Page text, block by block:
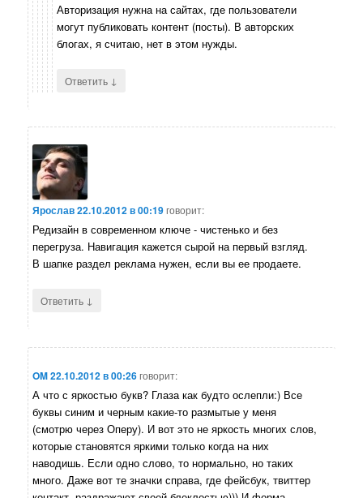
Авторизация нужна на сайтах, где пользователи
могут публиковать контент (посты). В авторских
блогах, я считаю, нет в этом нужды.
Ответить ↓
Ярослав22.10.2012 в 00:19говорит:
Редизайн в современном ключе - чистенько и без
перегруза. Навигация кажется сырой на первый взгляд.
В шапке раздел реклама нужен, если вы ее продаете.
Ответить ↓
OM22.10.2012 в 00:26говорит:
А что с яркостью букв? Глаза как будто ослепли:) Все
буквы синим и черным какие-то размытые у меня
(смотрю через Оперу). И вот это не яркость многих слов,
которые становятся яркими только когда на них
наводишь. Если одно слово, то нормально, но таких
много. Даже вот те значки справа, где фейсбук, твиттер